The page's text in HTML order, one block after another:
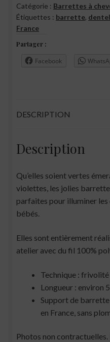
Catégorie : Barrettes à
Étiquettes : barrette,
France
Partager :
Facebook
DESCRIPTION
Description
Qu’elles soient vertes
violettes, les jolies
parfaites pour illuminer les
bébés.
Elles sont entièrement
atelier avec du fil 100%
Technique : frivolité
Longueur : environ
Support de
en France, sans
Photos non contractuelles.